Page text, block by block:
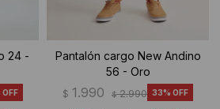
24 -
Pantalón cargo New Andino
56 - Oro
$ 1.990 $ 2.990 33